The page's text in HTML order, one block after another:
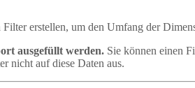
Filter erstellen, um den Umfang der
ausgefüllt werden. Sie können einen
nicht auf diese Daten aus.